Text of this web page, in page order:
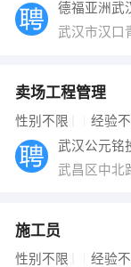
德福亚洲武
武汉市汉口
卖场工程管理
性别不限 经验
武汉公元铭
武昌区中北
施工员
性别不限 经验